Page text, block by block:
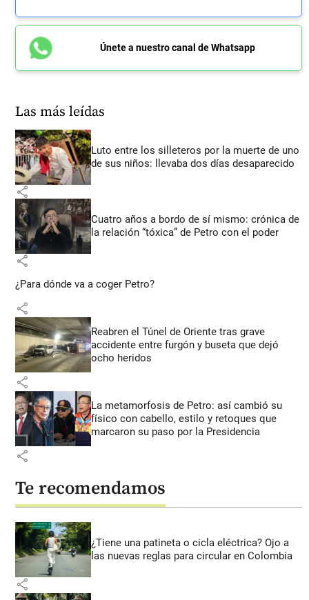
Únete a nuestro canal de Whatsapp
Las más leídas
Luto entre los silleteros por la muerte de uno
de sus niños: llevaba dos días desaparecido
share
Cuatro años a bordo de sí mismo: crónica de
la relación “tóxica” de Petro con el poder
share
¿Para dónde va a coger Petro?
share
Reabren el Túnel de Oriente tras grave
accidente entre furgón y buseta que dejó
ocho heridos
share
La metamorfosis de Petro: así cambió su
físico con cabello, estilo y retoques que
marcaron su paso por la Presidencia
share
Te recomendamos
¿Tiene una patineta o cicla eléctrica? Ojo a
las nuevas reglas para circular en Colombia
share